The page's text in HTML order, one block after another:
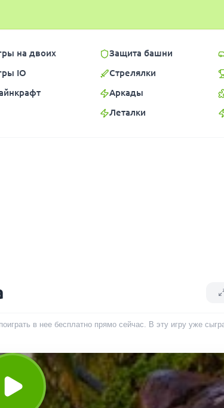
на двоих
IO
Защита башни
Стрелялки
Аркады
Леталки
в нее бесплатно прямо сейчас. В эту игру уже